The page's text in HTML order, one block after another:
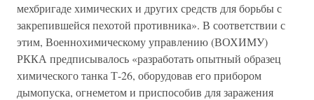
мехбригаде химических и других средств для борьбы с
закрепившейся пехотой противника». В соответствии с
этим, Военнохимическому управлению (ВОХИМУ)
РККА предписывалось «разработать опытный образец
химического танка Т-26, оборудовав его прибором
дымопуска, огнеметом и приспособив для заражения